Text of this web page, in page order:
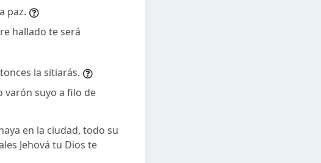
paz.
hallado te será
la sitiarás.
varón suyo a filo de
en la ciudad, todo su
Jehová tu Dios te